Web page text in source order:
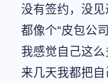
没有签约，没
都像个“皮包公司
我感觉自己这
来几天我都把